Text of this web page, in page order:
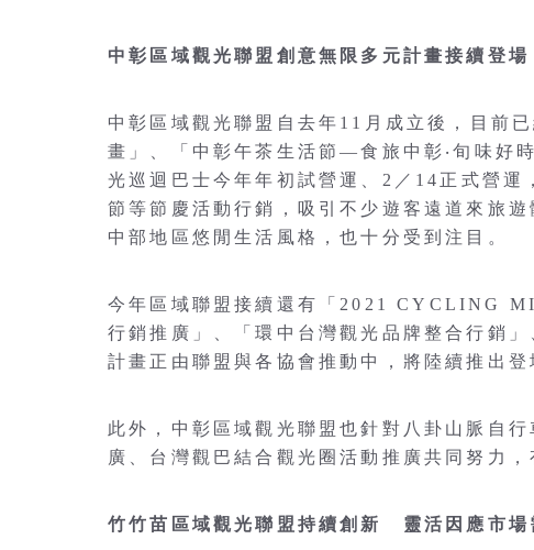
中彰區域觀光聯盟創意無限多元計畫接續登場
中彰區域觀光聯盟自去年11月成立後，目前
畫」、「中彰午茶生活節—食旅中彰‧旬味好
光巡迴巴士今年年初試營運、2／14正式營運
節等節慶活動行銷，吸引不少遊客遠道來旅
中部地區悠閒生活風格，也十分受到注目。
今年區域聯盟接續還有「2021 CYCLING
行銷推廣」、「環中台灣觀光品牌整合行銷
計畫正由聯盟與各協會推動中，將陸續推出登
此外，中彰區域觀光聯盟也針對八卦山脈自
廣、台灣觀巴結合觀光圈活動推廣共同努力，
竹竹苗區域觀光聯盟持續創新 靈活因應市場